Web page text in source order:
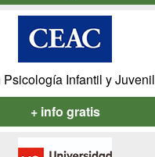
Infantil y Juvenil
+ info gratis